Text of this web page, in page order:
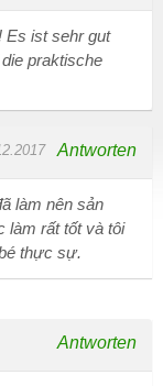
Es ist sehr gut
praktische
Antworten
làm nên sản
làm rất tốt và tôi
thực sự.
Antworten